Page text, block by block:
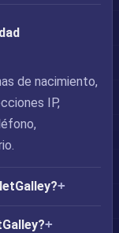
de nacimiento,
IP,